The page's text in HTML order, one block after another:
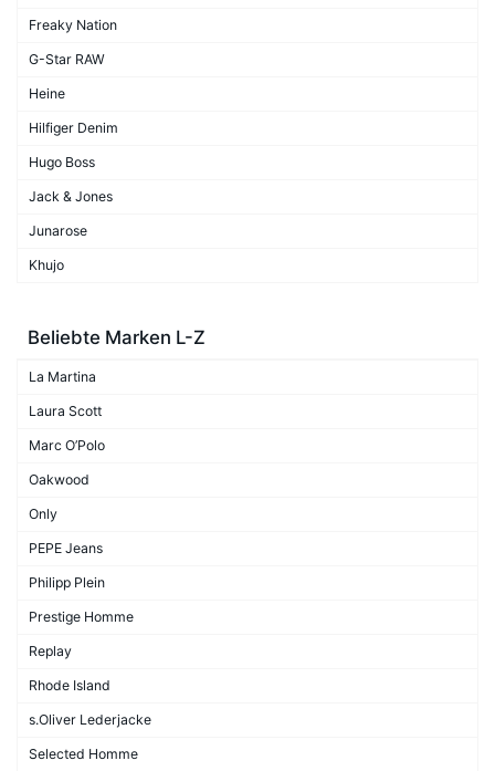
Freaky Nation
G-Star RAW
Heine
Hilfiger Denim
Hugo Boss
Jack & Jones
Junarose
Khujo
Beliebte Marken L-Z
La Martina
Laura Scott
Marc O’Polo
Oakwood
Only
PEPE Jeans
Philipp Plein
Prestige Homme
Replay
Rhode Island
s.Oliver Lederjacke
Selected Homme